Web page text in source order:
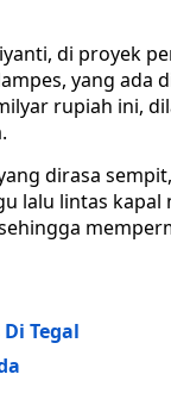
di proyek
yang ada
rupiah ini,
dirasa
lalu lintas kapal
Tegal